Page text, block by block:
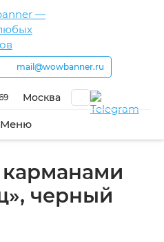
Меню
mail@wowbanner.ru
Москва
черный